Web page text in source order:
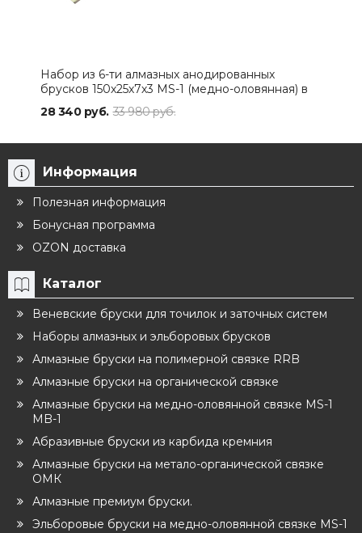
Набор из 6-ти алмазных анодированных
брусков 150х25х7х3 MS-1 (медно-оловянная) в
28 340 руб. 33 980 руб.
Информация
Полезная информация
Бонусная программа
OZON доставка
Каталог
Веневские бруски для точилок и заточных систем
Наборы алмазных и эльборовых брусков
Алмазные бруски на полимерной связке RRB
Алмазные бруски на органической связке
Алмазные бруски на медно-оловянной связке MS-1
MB-1
Абразивные бруски из карбида кремния
Алмазные бруски на метало-органической связке
ОМК
Алмазные премиум бруски.
Эльборовые бруски на медно-оловянной связке MS-1